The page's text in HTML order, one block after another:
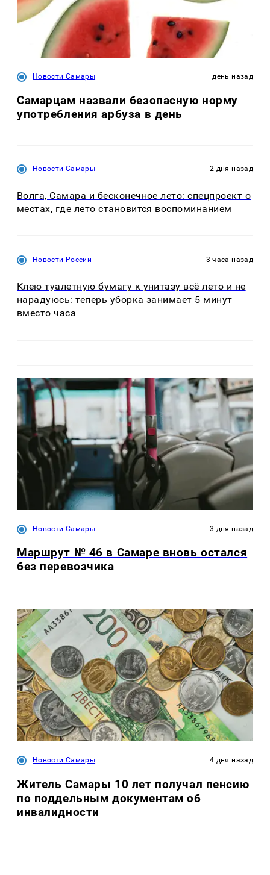
Новости Самары день назад
Самарцам назвали безопасную норму
употребления арбуза в день
Новости Самары 2 дня назад
Волга, Самара и бесконечное лето: спецпроект о
местах, где лето становится воспоминанием
Новости России 3 часа назад
Клею туалетную бумагу к унитазу всё лето и не
нарадуюсь: теперь уборка занимает 5 минут
вместо часа
Новости Самары 3 дня назад
Маршрут № 46 в Самаре вновь остался
без перевозчика
Новости Самары 4 дня назад
Житель Самары 10 лет получал пенсию
по поддельным документам об
инвалидности